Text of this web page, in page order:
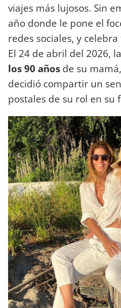
viajes más lujosos. Sin
año donde le pone el
redes sociales, y
El 24 de abril del 2026,
los 90 años de su
decidió compartir un
postales de su rol en su